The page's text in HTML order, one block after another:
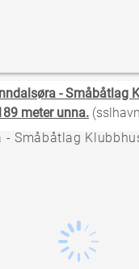
- Småbåtlag
meter unna.